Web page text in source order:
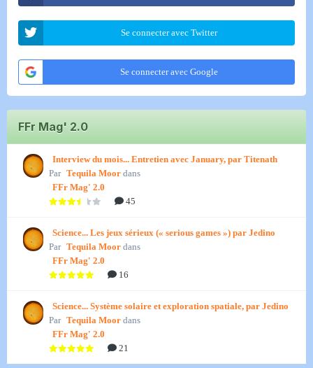
Se connecter avec Twitter
Se connecter avec Google
FFr Mag' 2.0
Interview du mois... Entretien avec January, par Titenath
Par Tequila Moor dans
FFr Mag' 2.0
45
Science... Les jeux sérieux (« serious games ») par Jedino
Par Tequila Moor dans
FFr Mag' 2.0
16
Science... Système solaire et exploration spatiale, par Jedino
Par Tequila Moor dans
FFr Mag' 2.0
21